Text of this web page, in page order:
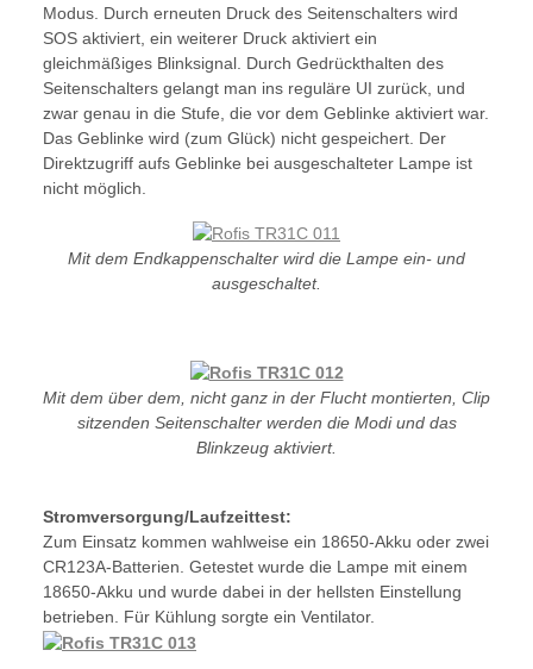
Modus. Durch erneuten Druck des Seitenschalters wird
SOS aktiviert, ein weiterer Druck aktiviert ein
gleichmäßiges Blinksignal. Durch Gedrückthalten des
Seitenschalters gelangt man ins reguläre UI zurück, und
zwar genau in die Stufe, die vor dem Geblinke aktiviert war.
Das Geblinke wird (zum Glück) nicht gespeichert. Der
Direktzugriff aufs Geblinke bei ausgeschalteter Lampe ist
nicht möglich.
Mit dem Endkappenschalter wird die Lampe ein- und
ausgeschaltet.
Mit dem über dem, nicht ganz in der Flucht montierten, Clip
sitzenden Seitenschalter werden die Modi und das
Blinkzeug aktiviert.
Stromversorgung/Laufzeittest:
Zum Einsatz kommen wahlweise ein 18650-Akku oder zwei
CR123A-Batterien. Getestet wurde die Lampe mit einem
18650-Akku und wurde dabei in der hellsten Einstellung
betrieben. Für Kühlung sorgte ein Ventilator.